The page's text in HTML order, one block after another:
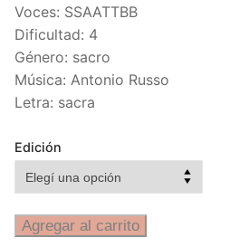
Voces: SSAATTBB
Dificultad: 4
Género: sacro
Música: Antonio Russo
Letra: sacra
Edición
Agregar al carrito